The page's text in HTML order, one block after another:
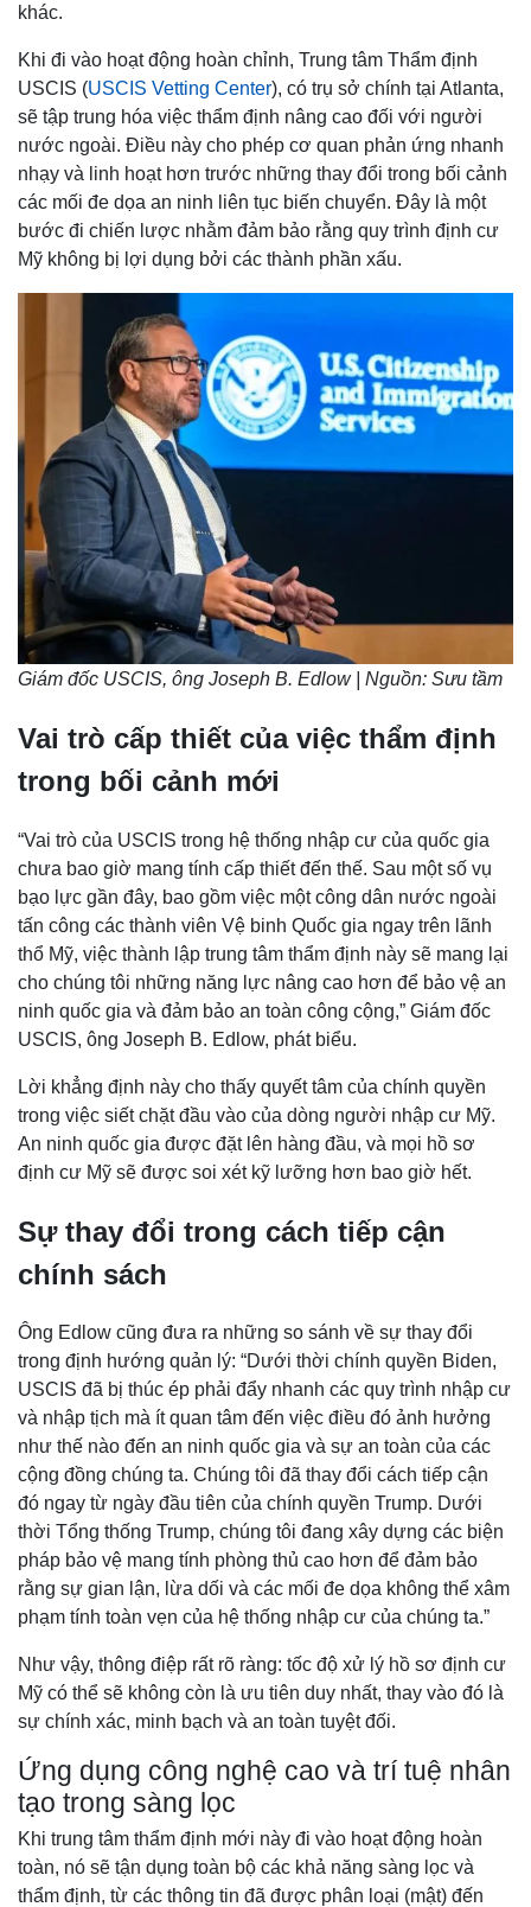
khác.
Khi đi vào hoạt động hoàn chỉnh, Trung tâm Thẩm định
USCIS (USCIS Vetting Center), có trụ sở chính tại Atlanta,
sẽ tập trung hóa việc thẩm định nâng cao đối với người
nước ngoài. Điều này cho phép cơ quan phản ứng nhanh
nhạy và linh hoạt hơn trước những thay đổi trong bối cảnh
các mối đe dọa an ninh liên tục biến chuyển. Đây là một
bước đi chiến lược nhằm đảm bảo rằng quy trình định cư
Mỹ không bị lợi dụng bởi các thành phần xấu.
Giám đốc USCIS, ông Joseph B. Edlow | Nguồn: Sưu tầm
Vai trò cấp thiết của việc thẩm định
trong bối cảnh mới
“Vai trò của USCIS trong hệ thống nhập cư của quốc gia
chưa bao giờ mang tính cấp thiết đến thế. Sau một số vụ
bạo lực gần đây, bao gồm việc một công dân nước ngoài
tấn công các thành viên Vệ binh Quốc gia ngay trên lãnh
thổ Mỹ, việc thành lập trung tâm thẩm định này sẽ mang lại
cho chúng tôi những năng lực nâng cao hơn để bảo vệ an
ninh quốc gia và đảm bảo an toàn công cộng,” Giám đốc
USCIS, ông Joseph B. Edlow, phát biểu.
Lời khẳng định này cho thấy quyết tâm của chính quyền
trong việc siết chặt đầu vào của dòng người nhập cư Mỹ.
An ninh quốc gia được đặt lên hàng đầu, và mọi hồ sơ
định cư Mỹ sẽ được soi xét kỹ lưỡng hơn bao giờ hết.
Sự thay đổi trong cách tiếp cận
chính sách
Ông Edlow cũng đưa ra những so sánh về sự thay đổi
trong định hướng quản lý: “Dưới thời chính quyền Biden,
USCIS đã bị thúc ép phải đẩy nhanh các quy trình nhập cư
và nhập tịch mà ít quan tâm đến việc điều đó ảnh hưởng
như thế nào đến an ninh quốc gia và sự an toàn của các
cộng đồng chúng ta. Chúng tôi đã thay đổi cách tiếp cận
đó ngay từ ngày đầu tiên của chính quyền Trump. Dưới
thời Tổng thống Trump, chúng tôi đang xây dựng các biện
pháp bảo vệ mang tính phòng thủ cao hơn để đảm bảo
rằng sự gian lận, lừa dối và các mối đe dọa không thể xâm
phạm tính toàn vẹn của hệ thống nhập cư của chúng ta.”
Như vậy, thông điệp rất rõ ràng: tốc độ xử lý hồ sơ định cư
Mỹ có thể sẽ không còn là ưu tiên duy nhất, thay vào đó là
sự chính xác, minh bạch và an toàn tuyệt đối.
Ứng dụng công nghệ cao và trí tuệ nhân
tạo trong sàng lọc
Khi trung tâm thẩm định mới này đi vào hoạt động hoàn
toàn, nó sẽ tận dụng toàn bộ các khả năng sàng lọc và
thẩm định, từ các thông tin đã được phân loại (mật) đến